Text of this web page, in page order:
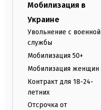
Мобилизация в
Украине
Увольнение с военной
службы
Мобилизация 50+
Мобилизация женщин
Контракт для 18-24-
летних
Отсрочка от